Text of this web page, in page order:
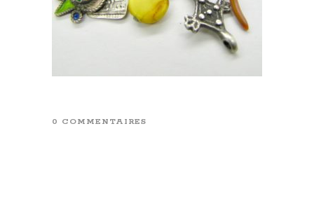
0 COMMENTAIRES